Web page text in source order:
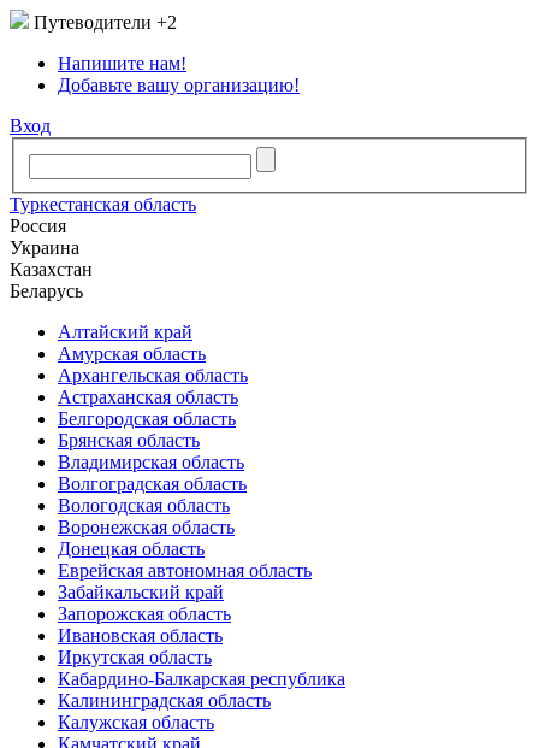
Путеводители +2
Напишите нам!
Добавьте вашу организацию!
Вход
Туркестанская область
Россия
Украина
Казахстан
Беларусь
Алтайский край
Амурская область
Архангельская область
Астраханская область
Белгородская область
Брянская область
Владимирская область
Волгоградская область
Вологодская область
Воронежская область
Донецкая область
Еврейская автономная область
Забайкальский край
Запорожская область
Ивановская область
Иркутская область
Кабардино-Балкарская республика
Калининградская область
Калужская область
Камчатский край